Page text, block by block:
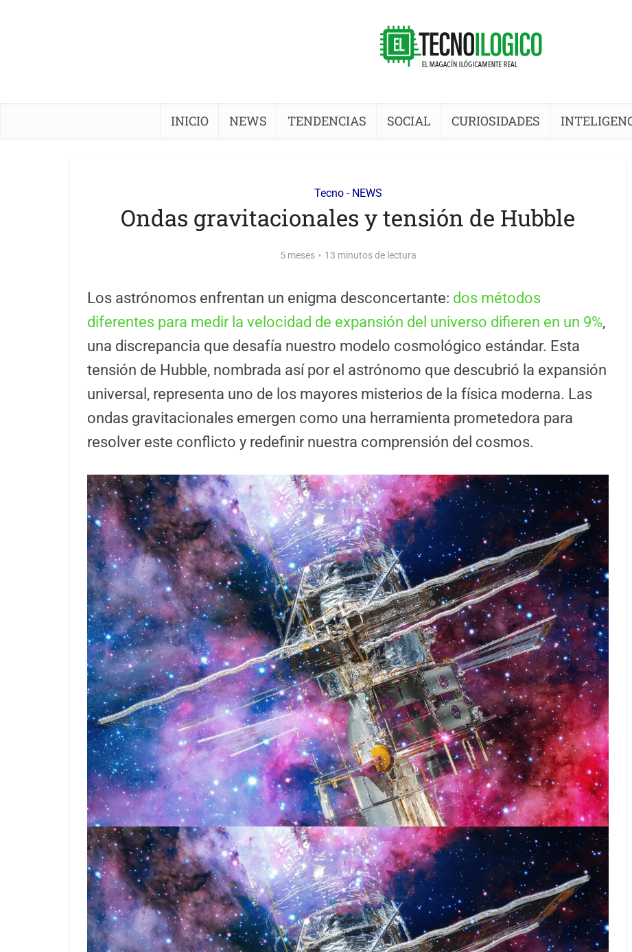
INICIO NEWS TENDENCIAS SOCIAL CURIOSIDADES
Tecno - NEWS
Ondas gravitacionales y tensión de Hubble
5 meses 13 minutos de lectura
Los astrónomos enfrentan un enigma desconcertante: dos métodos
diferentes para medir la velocidad de expansión del universo difieren en un 9%,
una discrepancia que desafía nuestro modelo cosmológico estándar. Esta
tensión de Hubble, nombrada así por el astrónomo que descubrió la expansión
universal, representa uno de los mayores misterios de la física moderna. Las
ondas gravitacionales emergen como una herramienta prometedora para
resolver este conflicto y redefinir nuestra comprensión del cosmos.